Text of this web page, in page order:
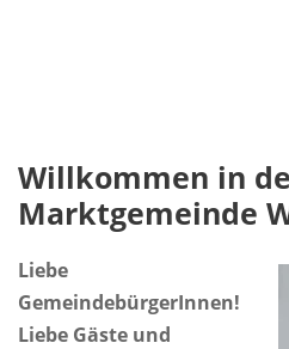
Willkommen in
Marktgemeinde
Liebe
GemeindebürgerInnen!
Liebe Gäste und